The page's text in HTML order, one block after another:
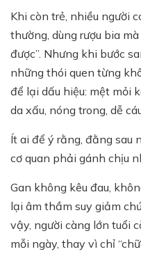
Khi còn trẻ, nhiều người
thường, dùng rượu bia
được”. Nhưng khi bước
những thói quen từng
để lại dấu hiệu: mệt mỏi
da xấu, nóng trong, dễ
Ít ai để ý rằng, đằng sau
cơ quan phải gánh chịu
Gan không kêu đau,
lại âm thầm suy giảm
vậy, người càng lớn tuổi
mỗi ngày, thay vì chỉ